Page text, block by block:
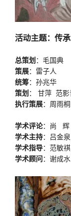
活动主题：传
总策划 ：毛国典
策展：雷子人
统筹：孙兆华
策划 ： 甘萍 范影
执行策展：周雨
学术评论：尚 辉
学术主持：吕金
学术指导：范敏祺
学术顾问 ：谢成水